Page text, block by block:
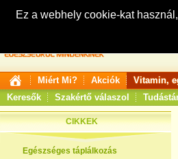
Ez a webhely cookie-kat
Miért Mi? Akciók Vitamin,
Keresők
Szakértő válaszol
CIKKEK
Egészséges táplálkozás